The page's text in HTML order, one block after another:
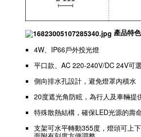
產品特色
4W、IP66戶外投光燈
平口款、AC 220-240V/DC 24V可選
側向排水孔設計，避免燈罩內積水
20度遮光角防眩，為行人及車輛提
特殊散熱結構，確保LED光源的壽
支架可水平轉動355度，燈頭可上